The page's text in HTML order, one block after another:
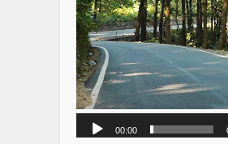
00:00